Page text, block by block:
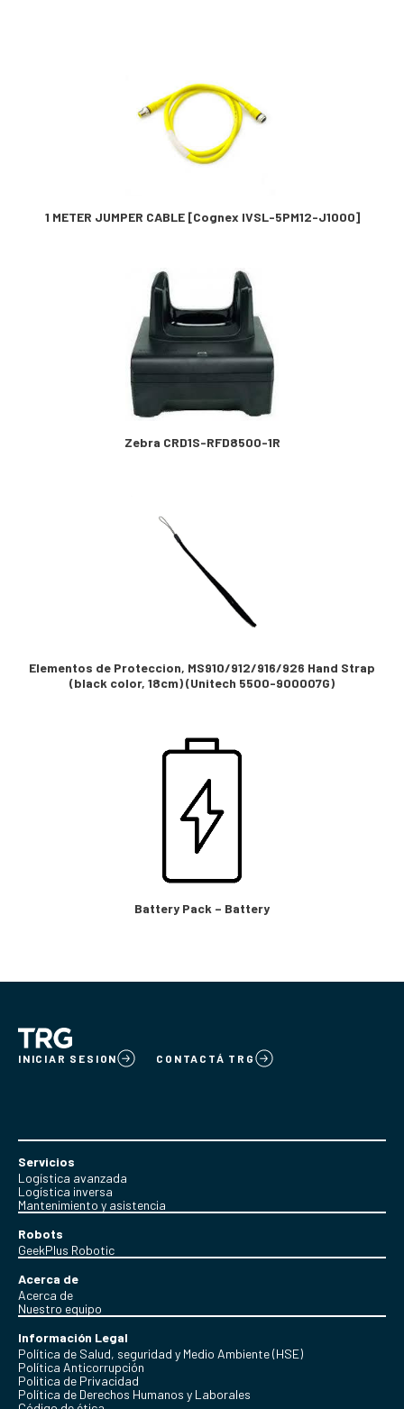
1 METER JUMPER CABLE [Cognex IVSL-5PM12-J1000]
Zebra CRD1S-RFD8500-1R
Elementos de Proteccion, MS910/912/916/926 Hand Strap
(black color, 18cm) (Unitech 5500-900007G)
Battery Pack – Battery
INICIAR SESION CONTACTÁ TRG
Servicios
Logística avanzada
Logística inversa
Mantenimiento y asistencia
Robots
GeekPlus Robotic
Acerca de
Acerca de
Nuestro equipo
Información Legal
Política de Salud, seguridad y Medio Ambiente (HSE)
Política Anticorrupción
Politica de Privacidad
Política de Derechos Humanos y Laborales